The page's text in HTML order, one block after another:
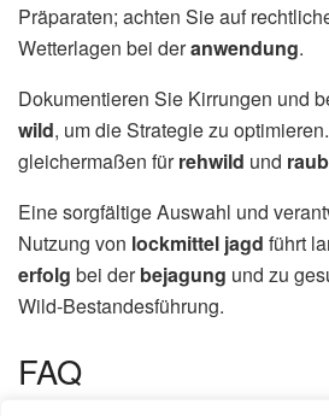
Präparaten; achten Sie auf
Wetterlagen bei deranwendung.
Dokumentieren Sie Kirrungen und
wild, um die Strategie zu
gleichermaßen fürrehwild und
Eine sorgfältige Auswahl und
Nutzung von lockmittel jagd führt
erfolg bei derbejagung und zu
Wild‑Bestandesführung.
FAQ